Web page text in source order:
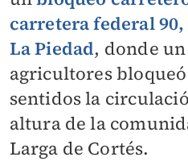
carretera federal
La Piedad, donde
agricultores
sentidos la
altura de la
Larga de Cortés.